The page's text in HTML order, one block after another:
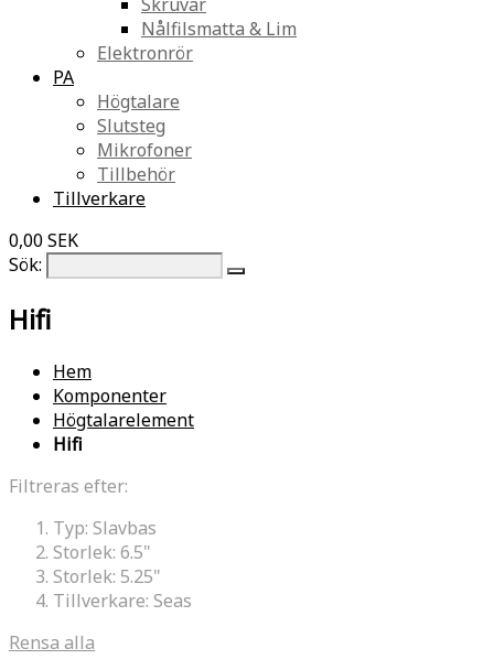
Nålfilsmatta & Lim
Elektronrör
PA
Högtalare
Slutsteg
Mikrofoner
Tillbehör
Tillverkare
0,00 SEK
Sök:
Hifi
Hem
Komponenter
Högtalarelement
Hifi
Filtreras efter:
Typ: Slavbas
Storlek: 6.5"
Storlek: 5.25"
Tillverkare: Seas
Rensa alla